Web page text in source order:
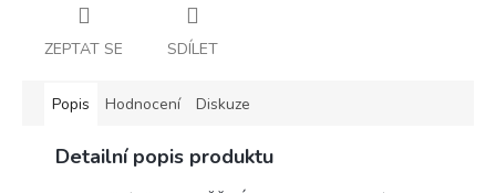
ZEPTAT SE SDÍLET
Popis Hodnocení Diskuze
Detailní popis produktu